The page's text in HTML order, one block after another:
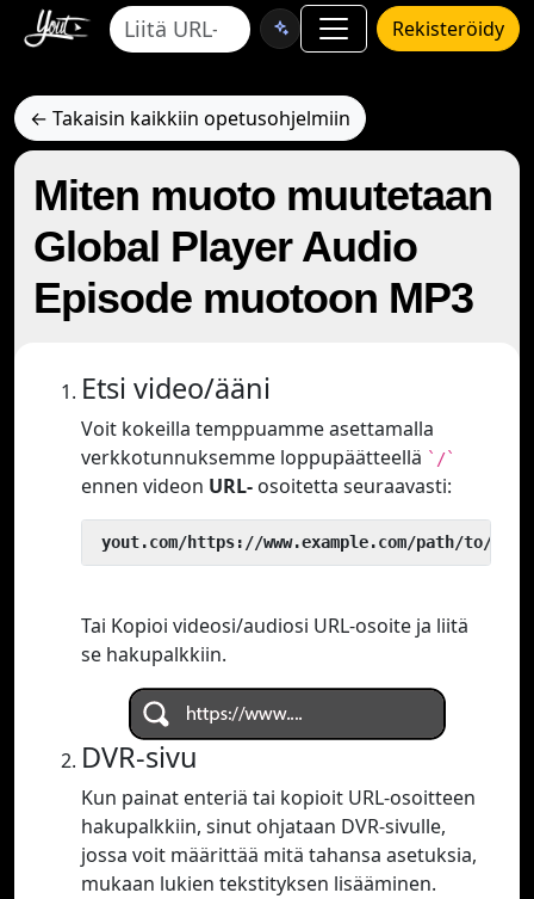
Rekisteröidy
← Takaisin kaikkiin opetusohjelmiin
Miten muoto muutetaan
Global Player Audio
Episode muotoon MP3
Etsi video/ääni
Voit kokeilla temppuamme asettamalla
verkkotunnuksemme loppupäätteellä `/`
ennen videon URL- osoitetta seuraavasti:
yout.com/https://www.example.com/path/to/
Tai Kopioi videosi/audiosi URL-osoite ja liitä
se hakupalkkiin.
DVR-sivu
Kun painat enteriä tai kopioit URL-osoitteen
hakupalkkiin, sinut ohjataan DVR-sivulle,
jossa voit määrittää mitä tahansa asetuksia,
mukaan lukien tekstityksen lisääminen.